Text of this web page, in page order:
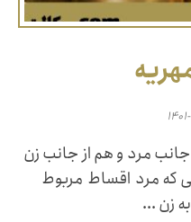
۰۲
مرد و هم از جانب زن
که مرد اقساط مربوط
زن ...